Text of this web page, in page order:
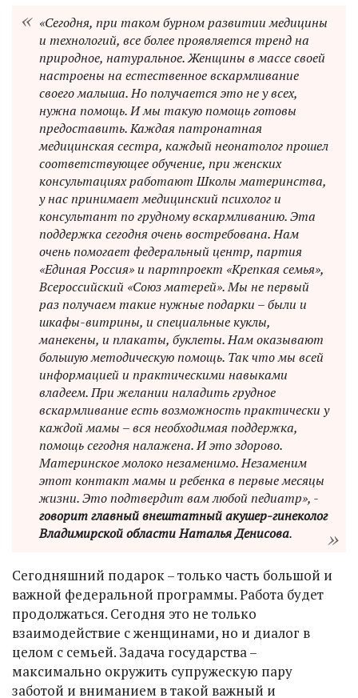
«Сегодня, при таком бурном развитии медицины
и технологий, все более проявляется тренд на
природное, натуральное. Женщины в массе своей
настроены на естественное вскармливание
своего малыша. Но получается это не у всех,
нужна помощь. И мы такую помощь готовы
предоставить. Каждая патронатная
медицинская сестра, каждый неонатолог прошел
соответствующее обучение, при женских
консультациях работают Школы материнства,
у нас принимает медицинский психолог и
консультант по грудному вскармливанию. Эта
поддержка сегодня очень востребована. Нам
очень помогает федеральный центр, партия
«Единая Россия» и партпроект «Крепкая семья»,
Всероссийский «Союз матерей». Мы не первый
раз получаем такие нужные подарки – были и
шкафы-витрины, и специальные куклы,
манекены, и плакаты, буклеты. Нам оказывают
большую методическую помощь. Так что мы всей
информацией и практическими навыками
владеем. При желании наладить грудное
вскармливание есть возможность практически у
каждой мамы – вся необходимая поддержка,
помощь сегодня налажена. И это здорово.
Материнское молоко незаменимо. Незаменим
этот контакт мамы и ребенка в первые месяцы
жизни. Это подтвердит вам любой педиатр», -
говорит главный внештатный акушер-гинеколог
Владимирской области Наталья Денисова.
Сегодняшний подарок – только часть большой и
важной федеральной программы. Работа будет
продолжаться. Сегодня это не только
взаимодействие с женщинами, но и диалог в
целом с семьей. Задача государства –
максимально окружить супружескую пару
заботой и вниманием в такой важный и